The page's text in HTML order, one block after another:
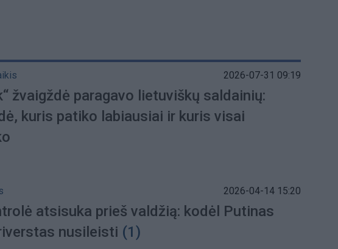
2026-07-31 09:19
žvaigždė paragavo lietuviškų saldainių:
kuris patiko labiausiai ir kuris visai
2026-04-14 15:20
atsisuka prieš valdžią: kodėl Putinas
nusileisti (1)